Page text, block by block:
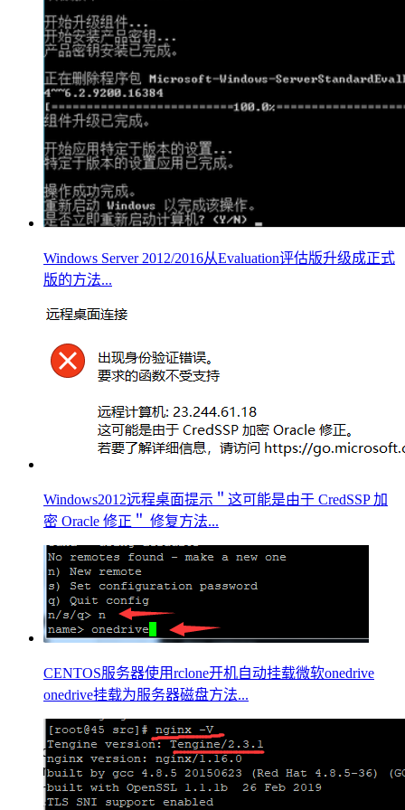
Windows Server 2012/2016从Evaluation评估版升级成正式
版的方法...
Windows2012远程桌面提示＂这可能是由于 CredSSP 加
密 Oracle 修正＂ 修复方法...
CENTOS服务器使用rclone开机自动挂载微软onedrive
onedrive挂载为服务器磁盘方法...